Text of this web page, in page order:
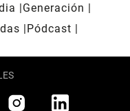
Generación
Pódcast